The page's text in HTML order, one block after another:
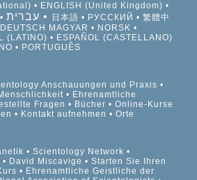
ENGLISH (United Kingdom)
עברית 日本語 РУССКИЙ
繁體中
DEUTSCH MAGYAR
NORSK
(LATINO)
ESPAÑOL (CASTELLANO)
PORTUGUÊS
Anschauungen und Praxis
Ehrenamtliche
Fragen Bücher
Online-Kurse
Kontakt aufnehmen Orte
Scientology Network
David Miscavige
Starten Sie Ihren
Ehrenamtliche Geistliche der